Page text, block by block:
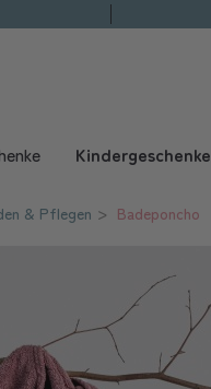
Kindergeschenke
& Pflegen Badeponcho